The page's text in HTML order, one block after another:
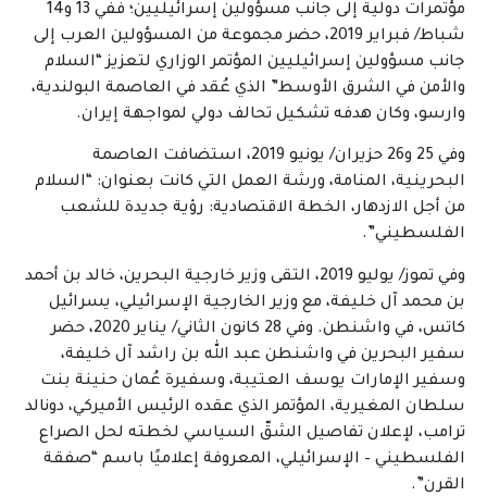
مؤتمرات دولية إلى جانب مسؤولين إسرائيليين؛ ففي 13 و14
شباط/ فبراير 2019، حضر مجموعة من المسؤولين العرب إلى
جانب مسؤولين إسرائيليين المؤتمر الوزاري لتعزيز “السلام
والأمن في الشرق الأوسط” الذي عُقد في العاصمة البولندية،
وارسو، وكان هدفه تشكيل تحالف دولي لمواجهة إيران.
وفي 25 و26 حزيران/ يونيو 2019، استضافت العاصمة
البحرينية، المنامة، ورشة العمل التي كانت بعنوان: “السلام
من أجل الازدهار، الخطة الاقتصادية: رؤية جديدة للشعب
الفلسطيني”.
وفي تموز/ يوليو 2019، التقى وزير خارجية البحرين، خالد بن أحمد
بن محمد آل خليفة، مع وزير الخارجية الإسرائيلي، يسرائيل
كاتس، في واشنطن. وفي 28 كانون الثاني/ يناير 2020، حضر
سفير البحرين في واشنطن عبد الله بن راشد آل خليفة،
وسفير الإمارات يوسف العتيبة، وسفيرة عُمان حنينة بنت
سلطان المغيرية، المؤتمر الذي عقده الرئيس الأميركي، دونالد
ترامب، لإعلان تفاصيل الشقّ السياسي لخطته لحل الصراع
الفلسطيني – الإسرائيلي، المعروفة إعلاميًا باسم “صفقة
القرن”.